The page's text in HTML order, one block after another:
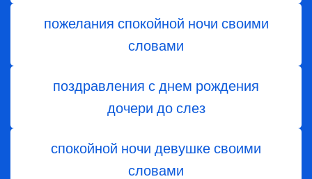
пожелания спокойной ночи своими
словами
поздравления с днем ​​рождения
дочери до слез
спокойной ночи девушке своими
словами